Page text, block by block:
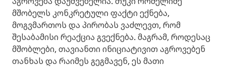
მშობელს კონკრეტული ფაქტი ექნება,
მოგვმართოს და პირობას ვაძლევთ, რომ
შესაბამისი რეაქცია გვექნება. მაგრამ, როდესაც
მშობლები, თავიანთი ინიციატივით აგროვებენ
თანხას და რაიმეს გეგმავენ, ეს მათი